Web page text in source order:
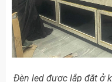
Đèn led được lắp đặt ở